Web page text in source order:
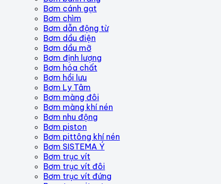
Bơm cánh gạt
Bơm chìm
Bơm dẫn động từ
Bơm dầu điện
Bơm dầu mỡ
Bơm định lượng
Bơm hóa chất
Bơm hồi lưu
Bơm Ly Tâm
Bơm màng đôi
Bơm màng khí nén
Bơm nhu động
Bơm piston
Bơm pittông khí nén
Bơm SISTEMA Ý
Bơm trục vít
Bơm trục vít đôi
Bơm trục vít đứng